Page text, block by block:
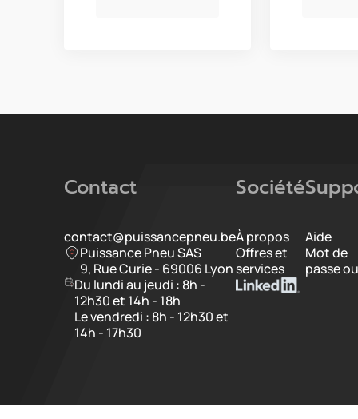
Contact
contact@puissancepneu.be
Puissance Pneu SAS
9, Rue Curie - 69006 Lyon
Du lundi au jeudi : 8h -
12h30 et 14h - 18h
Le vendredi : 8h - 12h30 et
14h - 17h30
Société
À propos
Offres et
services
Aide
Mot de
passe